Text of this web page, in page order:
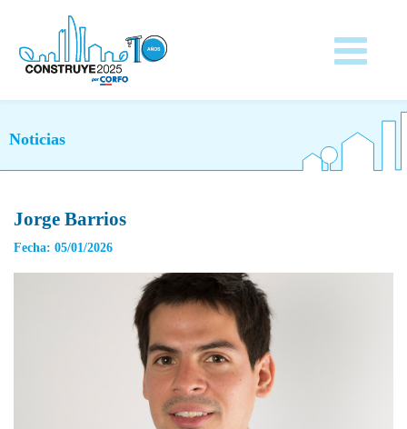
Noticias
Jorge Barrios
Fecha: 05/01/2026